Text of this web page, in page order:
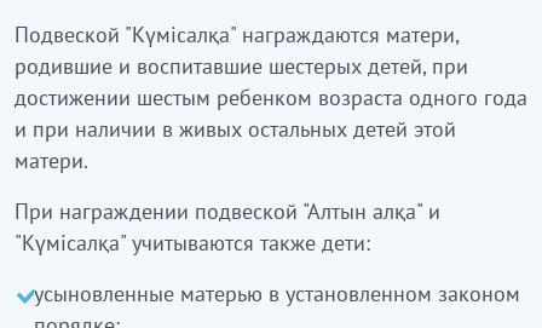
Подвеской "Күмісалқа" награждаются матери,
родившие и воспитавшие шестерых детей, при
достижении шестым ребенком возраста одного года
и при наличии в живых остальных детей этой
матери.
При награждении подвеской "Алтын алқа" и
"Күмісалқа" учитываются также дети:
усыновленные матерью в установленном законом